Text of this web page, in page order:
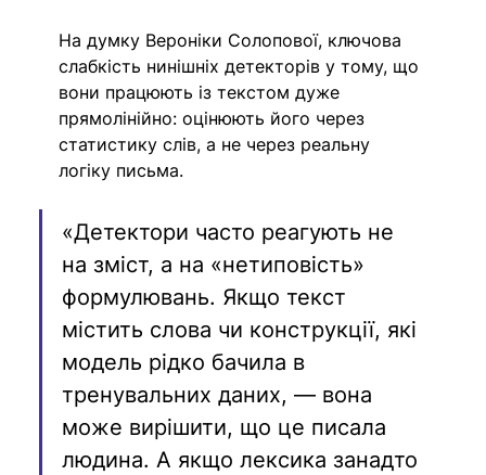
На думку Вероніки Солопової, ключова
слабкість нинішніх детекторів у тому, що
вони працюють із текстом дуже
прямолінійно: оцінюють його через
статистику слів, а не через реальну
логіку письма.
«Детектори часто реагують не
на зміст, а на «нетиповість»
формулювань. Якщо текст
містить слова чи конструкції, які
модель рідко бачила в
тренувальних даних, — вона
може вирішити, що це писала
людина. А якщо лексика занадто